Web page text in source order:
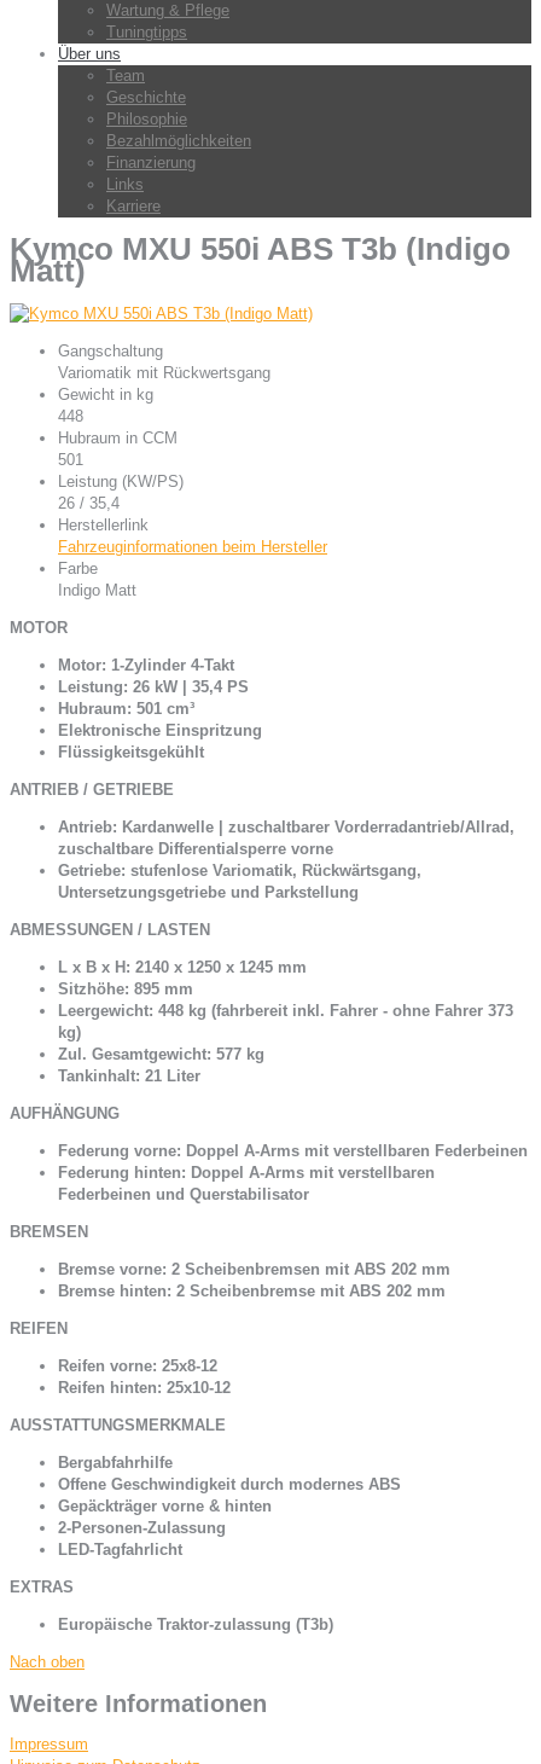
Wartung & Pflege
Tuningtipps
Über uns
Team
Geschichte
Philosophie
Bezahlmöglichkeiten
Finanzierung
Links
Karriere
Kymco MXU 550i ABS T3b (Indigo
Matt)
Gangschaltung
Variomatik mit Rückwertsgang
Gewicht in kg
448
Hubraum in CCM
501
Leistung (KW/PS)
26 / 35,4
Herstellerlink
Fahrzeuginformationen beim Hersteller
Farbe
Indigo Matt
MOTOR
Motor: 1-Zylinder 4-Takt
Leistung: 26 kW | 35,4 PS
Hubraum: 501 cm³
Elektronische Einspritzung
Flüssigkeitsgekühlt
ANTRIEB / GETRIEBE
Antrieb: Kardanwelle | zuschaltbarer Vorderradantrieb/Allrad,
zuschaltbare Differentialsperre vorne
Getriebe: stufenlose Variomatik, Rückwärtsgang,
Untersetzungsgetriebe und Parkstellung
ABMESSUNGEN / LASTEN
L x B x H: 2140 x 1250 x 1245 mm
Sitzhöhe: 895 mm
Leergewicht: 448 kg (fahrbereit inkl. Fahrer - ohne Fahrer 373
kg)
Zul. Gesamtgewicht: 577 kg
Tankinhalt: 21 Liter
AUFHÄNGUNG
Federung vorne: Doppel A-Arms mit verstellbaren Federbeinen
Federung hinten: Doppel A-Arms mit verstellbaren
Federbeinen und Querstabilisator
BREMSEN
Bremse vorne: 2 Scheibenbremsen mit ABS 202 mm
Bremse hinten: 2 Scheibenbremse mit ABS 202 mm
REIFEN
Reifen vorne: 25x8-12
Reifen hinten: 25x10-12
AUSSTATTUNGSMERKMALE
Bergabfahrhilfe
Offene Geschwindigkeit durch modernes ABS
Gepäckträger vorne & hinten
2-Personen-Zulassung
LED-Tagfahrlicht
EXTRAS
Europäische Traktor-zulassung (T3b)
Nach oben
Weitere Informationen
Impressum